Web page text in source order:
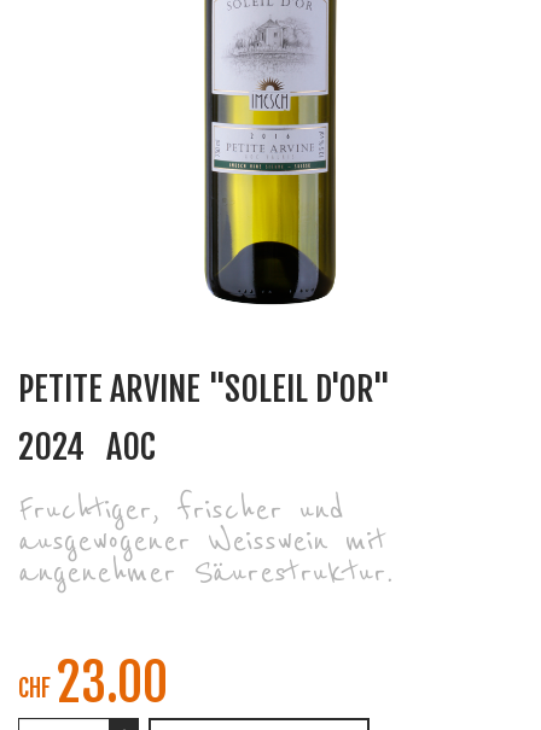
PETITE ARVINE "SOLEIL D'OR"
2024 AOC
Fruchtiger, frischer und
ausgewogener Weisswein mit
angenehmer Säurestruktur.
CHF 23.00